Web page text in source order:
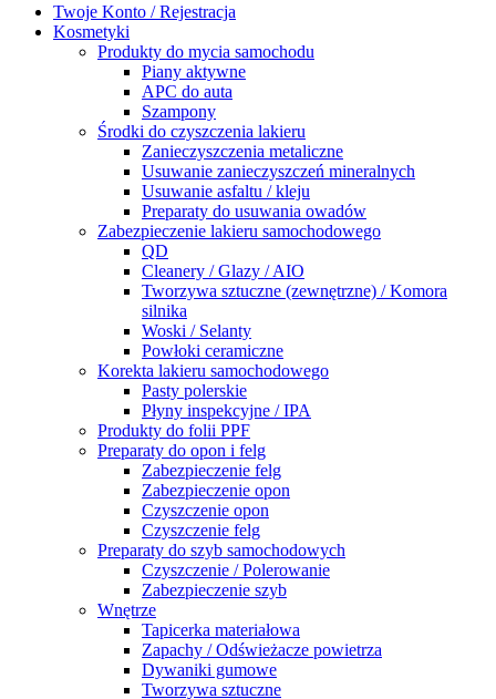
Twoje Konto / Rejestracja
Kosmetyki
Produkty do mycia samochodu
Piany aktywne
APC do auta
Szampony
Środki do czyszczenia lakieru
Zanieczyszczenia metaliczne
Usuwanie zanieczyszczeń mineralnych
Usuwanie asfaltu / kleju
Preparaty do usuwania owadów
Zabezpieczenie lakieru samochodowego
QD
Cleanery / Glazy / AIO
Tworzywa sztuczne (zewnętrzne) / Komora
silnika
Woski / Selanty
Powłoki ceramiczne
Korekta lakieru samochodowego
Pasty polerskie
Płyny inspekcyjne / IPA
Produkty do folii PPF
Preparaty do opon i felg
Zabezpieczenie felg
Zabezpieczenie opon
Czyszczenie opon
Czyszczenie felg
Preparaty do szyb samochodowych
Czyszczenie / Polerowanie
Zabezpieczenie szyb
Wnętrze
Tapicerka materiałowa
Zapachy / Odświeżacze powietrza
Dywaniki gumowe
Tworzywa sztuczne